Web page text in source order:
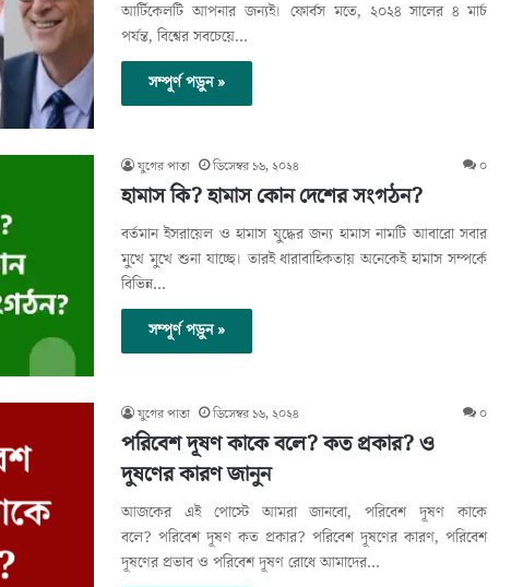
আর্টিকেলটি আপনার জন্যই। ফোর্বস মতে, ২০২৪ সালের ৪ মার্চ
পর্যন্ত, বিশ্বের সবচেয়ে…
সম্পূর্ণ পড়ুন »
যুগের পাতা ডিসেম্বর ১৬, ২০২৪ ০
হামাস কি? হামাস কোন দেশের সংগঠন?
বর্তমান ইসরায়েল ও হামাস যুদ্ধের জন্য হামাস নামটি আবারো সবার
মুখে মুখে শুনা যাচ্ছে। তারই ধারাবাহিকতায় অনেকেই হামাস সম্পর্কে
বিভিন্ন…
সম্পূর্ণ পড়ুন »
যুগের পাতা ডিসেম্বর ১৬, ২০২৪ ০
পরিবেশ দূষণ কাকে বলে? কত প্রকার? ও
দুষণের কারণ জানুন
আজকের এই পোস্টে আমরা জানবো, পরিবেশ দূষণ কাকে
বলে? পরিবেশ দূষণ কত প্রকার? পরিবেশ দূষণের কারণ, পরিবেশ
দূষণের প্রভাব ও পরিবেশ দূষণ রোধে আমাদের…